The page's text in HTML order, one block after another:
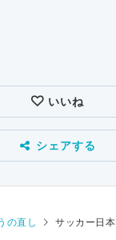
いいね
シェアする
の直し サッカー日本